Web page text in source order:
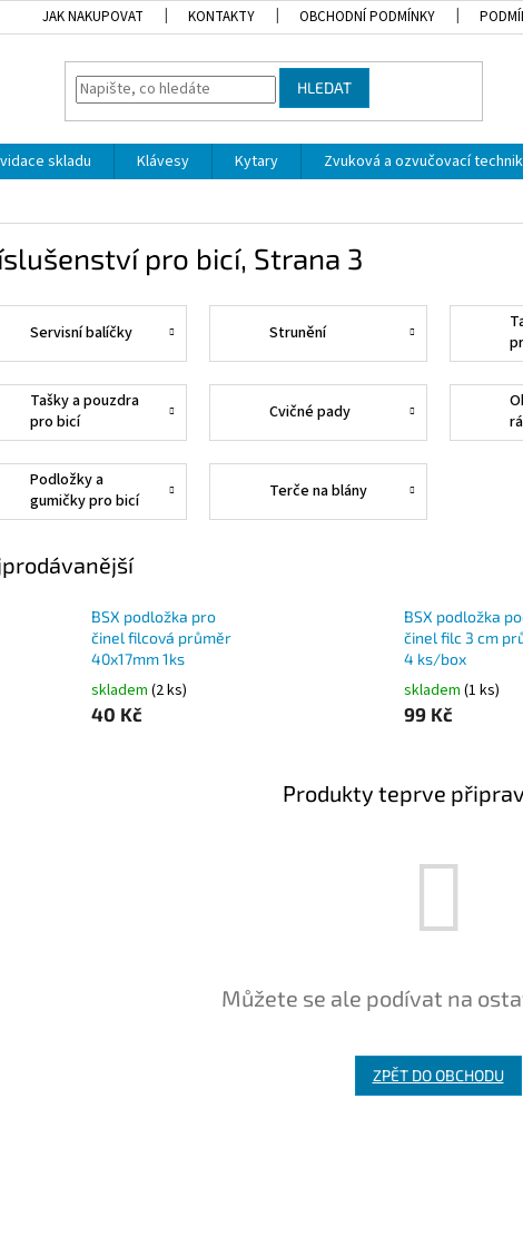
JAK NAKUPOVAT KONTAKTY OBCHODNÍ PODMÍNKY
HLEDAT
skladu Klávesy Kytary Zvuková a ozvučovací
pro bicí, Strana 3
Servisní balíčky Strunění
Tašky a pouzdra
pro bicí
Cvičné pady
Podložky a
gumičky pro bicí
Terče na blány
BSX podložka pro
činel filcová průměr
40x17mm 1ks
skladem (2 ks)
40 Kč
BSX podložka
činel filc 3 cm
4 ks/box
skladem (1 ks)
99 Kč
Produkty teprve
Můžete se ale podívat na
ZPĚT DO OBCHODU